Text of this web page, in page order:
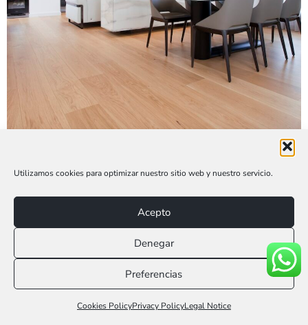
Utilizamos cookies para optimizar nuestro sitio web y nuestro servicio.
Acepto
Denegar
Preferencias
Cookies PolicyPrivacy PolicyLegal Notice
Llámanos 616 953 775